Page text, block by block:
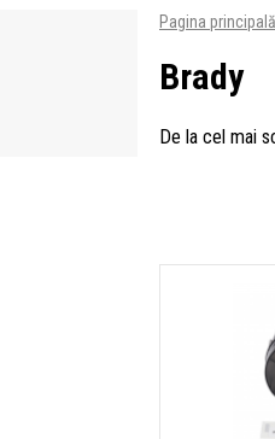
Pagina principală
Brady
De la cel mai